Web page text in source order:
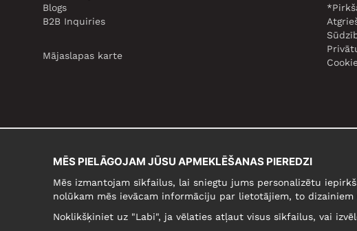
Blogs
B2B Inquiries
Mājaslapas karte
MĒS PIELĀGOJAM JŪSU APMEKLĒŠANAS PIEREDZI
Mēs izmantojam sīkfailus, lai sniegtu jums personalizētu
nolūkam mēs ievācam informāciju par lietotājiem, to dizainiem
Noklikšķiniet uz "Labi", ja vēlaties atļaut visus sīkfailus, vai